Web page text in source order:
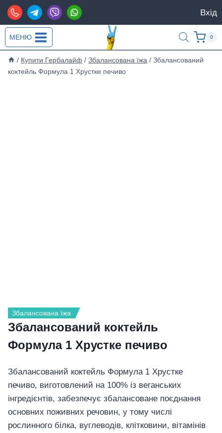
Перейти
до
вмісту
Вхід
МЕНЮ 0
/ Купити Гербалайф / Збалансована їжа / Збалансований
коктейль Формула 1 Хрустке печиво
Збалансована їжа
Збалансований коктейль
Формула 1 Хрустке печиво
Збалансований коктейль Формула 1 Хрустке
печиво, виготовлений ​​на 100% із веганських
інгредієнтів, забезпечує збалансоване поєднання
основних поживних речовин, у тому числі
рослинного білка, вуглеводів, клітковини, вітамінів